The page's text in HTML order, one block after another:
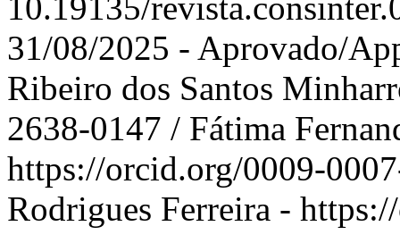
31/08/2025 - Aprovado/
Ribeiro dos Santos
2638-0147 / Fátima
https://orcid.org/0009-
Rodrigues Ferreira -